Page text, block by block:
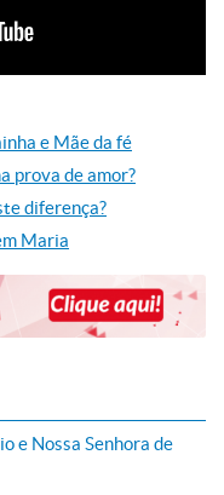
e Mãe da fé
prova de amor?
diferença?
Maria
e Nossa Senhora de